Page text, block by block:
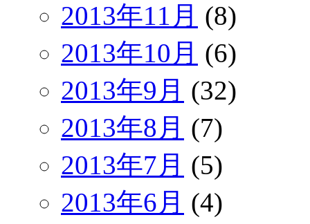
2013年11月 (8)
2013年10月 (6)
2013年9月 (32)
2013年8月 (7)
2013年7月 (5)
2013年6月 (4)